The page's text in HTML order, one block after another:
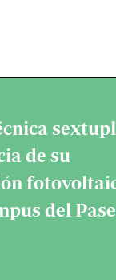
de su
del